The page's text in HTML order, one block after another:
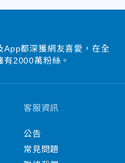
App都深獲網友喜愛，在全
有2000萬粉絲。
客服資訊
公告
常見問題